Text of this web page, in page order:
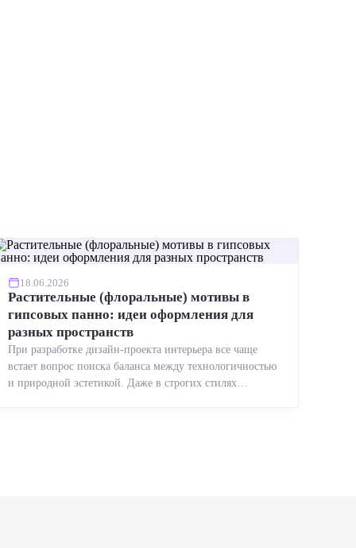
18.06.2026
Растительные (флоральные) мотивы в
гипсовых панно: идеи оформления для
разных пространств
При разработке дизайн-проекта интерьера все чаще
встает вопрос поиска баланса между технологичностью
и природной эстетикой. Даже в строгих стилях